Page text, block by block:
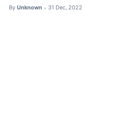
By Unknown • 31 Dec, 2022